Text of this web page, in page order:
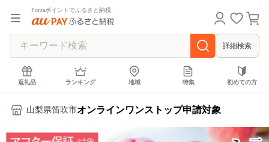
Pontaポイントでふるさと納税
詳細検索
返礼品 ランキング 地域 特集 初めての方
山梨県笛吹市オンラインワンストップ申請対象